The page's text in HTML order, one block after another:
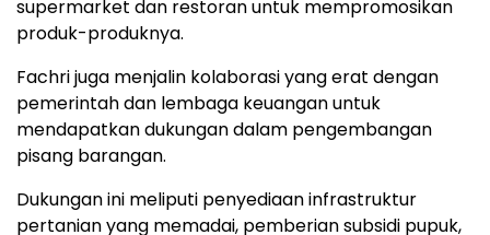
supermarket dan restoran untuk mempromosikan
produk-produknya.
Fachri juga menjalin kolaborasi yang erat dengan
pemerintah dan lembaga keuangan untuk
mendapatkan dukungan dalam pengembangan
pisang barangan.
Dukungan ini meliputi penyediaan infrastruktur
pertanian yang memadai, pemberian subsidi pupuk,